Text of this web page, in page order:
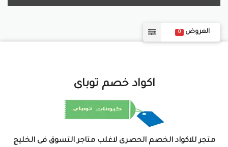
العروض 0
اكواد خصم توباى
متجر للاكواد الخصم الحصرى لاغلب متاجر التسوق فى الخليج